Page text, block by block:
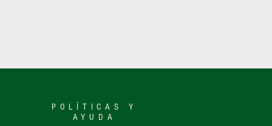
POLÍTICAS Y
AYUDA